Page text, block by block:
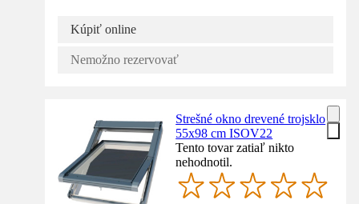
Kúpiť online
Nemožno rezervovať
Strešné okno drevené trojsklo
55x98 cm ISOV22
Tento tovar zatiaľ nikto
nehodnotil.